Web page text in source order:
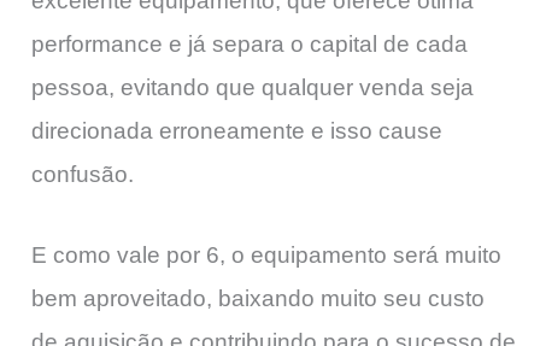
performance e já separa o capital de cada
pessoa, evitando que qualquer venda seja
direcionada erroneamente e isso cause
confusão.
E como vale por 6, o equipamento será muito
bem aproveitado, baixando muito seu custo